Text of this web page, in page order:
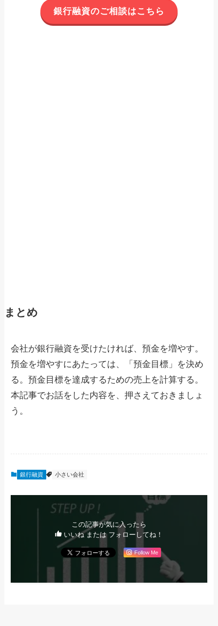
銀行融資のご相談はこちら
まとめ
会社が銀行融資を受けたければ、預金を増やす。
預金を増やすにあたっては、「預金目標」を決め
る。預金目標を達成するための売上を計算する。
本記事でお話をした内容を、押さえておきましょ
う。
銀行融資 小さい会社
この記事が気に入ったら
いいね または フォローしてね！
Follow Me